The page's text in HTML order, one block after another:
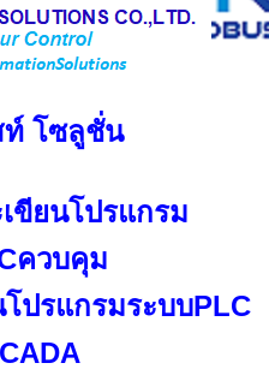
ท์ โซลูชั่น
ขียนโปรแกรม
ควบคุม
ปรแกรมระบบPLC